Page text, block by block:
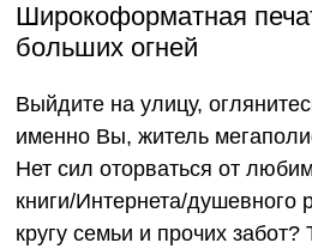
Широкоформатная
больших огней
Выйдите на улицу,
именно Вы, житель
Нет сил оторваться от
книги/Интернета/душевного
кругу семьи и прочих забот?